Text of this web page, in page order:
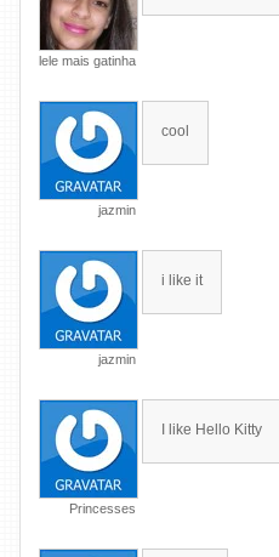
lele mais gatinha
jazmin
cool
jazmin
i like it
Princesses
I like Hello Kitty